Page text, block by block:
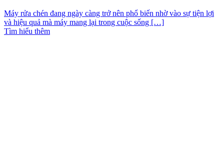
Máy rửa chén đang ngày càng trở nên phổ biến nhờ vào sự tiện lợi
và hiệu quả mà máy mang lại trong cuộc sống […]
Tìm hiểu thêm